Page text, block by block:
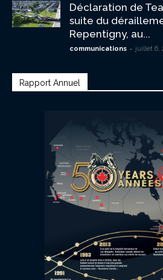
Déclaration de
suite du
Repentigny, au...
communications - juillet 6,
Rapport Annuel